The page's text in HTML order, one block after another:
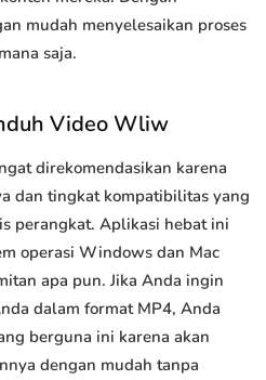
mudah menyelesaikan proses
saja.
Video Wliw
direkomendasikan karena
dan tingkat kompatibilitas yang
perangkat. Aplikasi hebat ini
operasi Windows dan Mac
apa pun. Jika Anda ingin
dalam format MP4, Anda
berguna ini karena akan
dengan mudah tanpa